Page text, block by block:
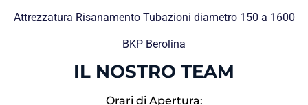
Attrezzatura Risanamento Tubazioni diametro 150 a 1600
BKP Berolina
IL NOSTRO TEAM
Orari di Apertura: